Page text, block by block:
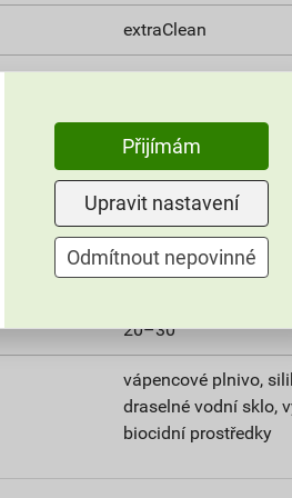
extraClean
0,8 W/mK
od +5°C do +25°C
25 kg
omítky
20–30
vápencové plnivo,
draselné vodní sklo,
biocidní prostředky
Přijímám
Upravit nastavení
Odmítnout nepovinné